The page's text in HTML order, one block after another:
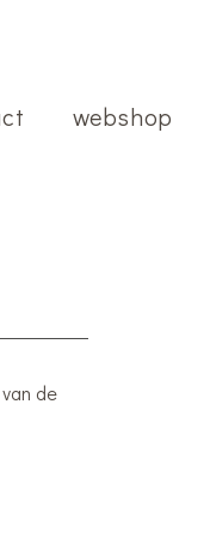
webshop
de